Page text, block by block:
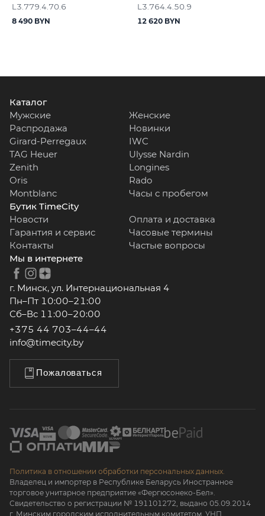
L3.779.4.70.6
8 490 BYN
L3.764.4.50.9
12 620 BYN
Каталог
Мужские
Женские
Распродажа
Новинки
Girard-Perregaux
IWC
TAG Heuer
Ulysse Nardin
Zenith
Longines
Oris
Rado
Montblanc
Часы с пробегом
Бутик TimeCity
Новости
Оплата и доставка
Гарантия и сервис
Часовые термины
Контакты
Частые вопросы
Мы в интернете
г. Минск, ул. Интернациональная 4
Пн–Пт 10:00–21:00
Сб–Вс 11:00–20:00
+375 44 703–44–44
info@timecity.by
Пожаловаться
Политика в отношении обработки персональных данных.
Владелец и импортер в Республике Беларусь Иностранное
торговое унитарное предприятие «Фергюсонеко-Бел».
Свидетельство о регистрации № 191101272, выдано 05.09.2014
г. Минским городским исполнительным комитетом. УНП